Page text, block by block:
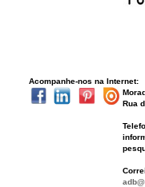
Acompanhe-nos na Internet:
Rua